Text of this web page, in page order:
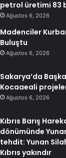
petrol üretimi 83
Ağustos 6, 2026
Madenciler
Buluştu
Ağustos 6, 2026
Sakarya’da
Kocaaeali
Ağustos 6, 2026
Kıbrıs Barış
dönümünde
tehdit: Yunan
Kıbrıs yakındır